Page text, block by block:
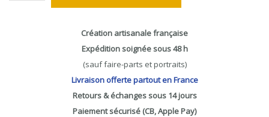
Création artisanale française
Expédition soignée sous 48 h
(sauf faire-parts et portraits)
Livraison offerte partout en France
Retours & échanges sous 14 jours
Paiement sécurisé (CB, Apple Pay)